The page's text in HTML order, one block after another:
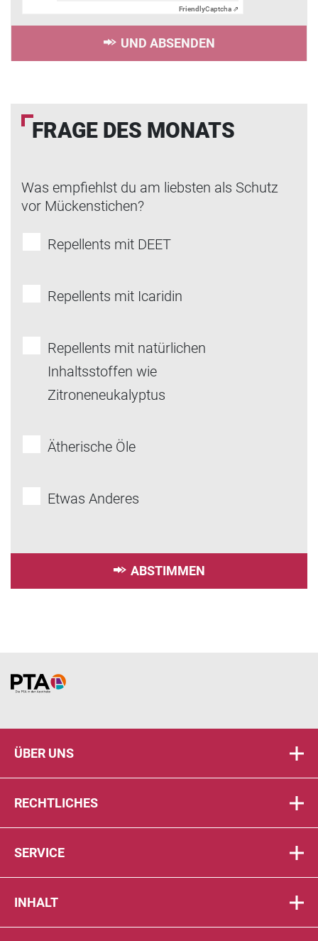
FriendlyCaptcha ⇗
UND ABSENDEN
FRAGE DES MONATS
Was empfiehlst du am liebsten als Schutz
vor Mückenstichen?
Repellents mit DEET
Repellents mit Icaridin
Repellents mit natürlichen
Inhaltsstoffen wie
Zitroneneukalyptus
Ätherische Öle
Etwas Anderes
ABSTIMMEN
Home
ÜBER UNS
RECHTLICHES
SERVICE
INHALT